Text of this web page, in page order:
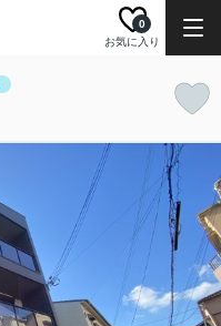
お気に入り
0